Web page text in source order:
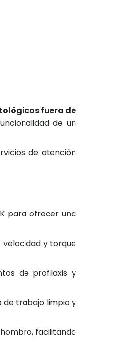
fuera de
de un
de atención
para ofrecer una
velocidad y torque
de profilaxis y
de trabajo limpio y
facilitando